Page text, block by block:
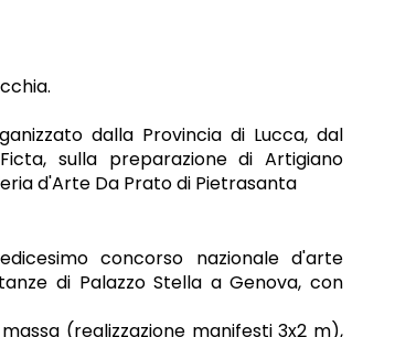
dalla Provincia di Lucca, dal
sulla preparazione di Artigiano
d'Arte Da Prato di Pietrasanta
concorso nazionale d'arte
di Palazzo Stella a Genova, con
(realizzazione manifesti 3x2 m),